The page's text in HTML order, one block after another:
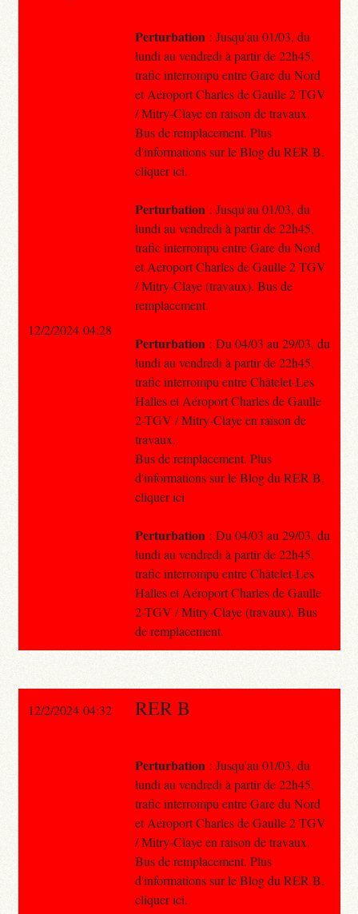
Perturbation : Jusqu'au 01/03, du
lundi au vendredi à partir de 22h45,
trafic interrompu entre Gare du Nord
et Aéroport Charles de Gaulle 2 TGV
/ Mitry-Claye en raison de travaux.
Bus de remplacement. Plus
d'informations sur le Blog du RER B,
cliquer ici.
Perturbation : Jusqu'au 01/03, du
lundi au vendredi à partir de 22h45,
trafic interrompu entre Gare du Nord
et Aéroport Charles de Gaulle 2 TGV
/ Mitry-Claye (travaux). Bus de
remplacement.
Perturbation : Du 04/03 au 29/03, du
lundi au vendredi à partir de 22h45,
trafic interrompu entre Châtelet-Les
Halles et Aéroport Charles de Gaulle
2-TGV / Mitry-Claye en raison de
travaux.
Bus de remplacement. Plus
d'informations sur le Blog du RER B,
cliquer ici
Perturbation : Du 04/03 au 29/03, du
lundi au vendredi à partir de 22h45,
trafic interrompu entre Châtelet-Les
Halles et Aéroport Charles de Gaulle
2-TGV / Mitry-Claye (travaux). Bus
de remplacement.
12/2/2024 04:28
12/2/2024 04:32 RER B
Perturbation : Jusqu'au 01/03, du
lundi au vendredi à partir de 22h45,
trafic interrompu entre Gare du Nord
et Aéroport Charles de Gaulle 2 TGV
/ Mitry-Claye en raison de travaux.
Bus de remplacement. Plus
d'informations sur le Blog du RER B,
cliquer ici.